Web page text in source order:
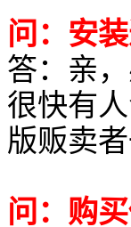
问：安
答：亲
很快有
版贩卖
问：购